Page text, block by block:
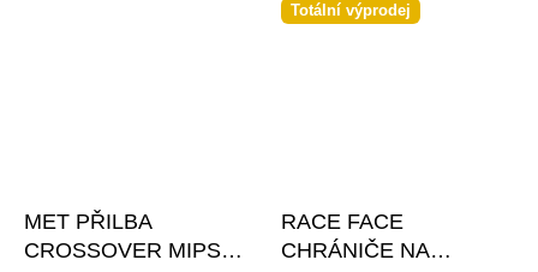
MET PŘILBA
CROSSOVER MIPS
Totální výprodej
RACE FACE
CHRÁNIČE NA